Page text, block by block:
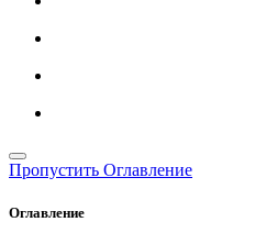
Пропустить Оглавление
Оглавление